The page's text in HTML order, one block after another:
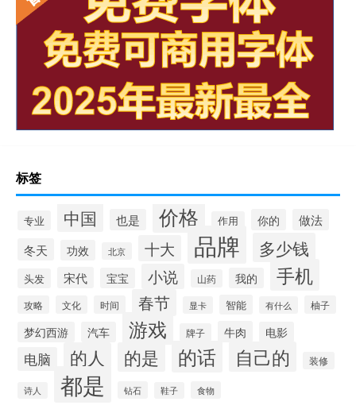
标签
专业 中国 也是 价格 作用 你的 做法
冬天 功效 北京 十大 品牌 多少钱
头发 宋代 宝宝 小说 山药 我的 手机
攻略 文化 时间 春节 显卡 智能 有什么 柚子
梦幻西游 汽车 游戏 牌子 牛肉 电影
电脑 的人 的是 的话 自己的 装修
诗人 都是 钻石 鞋子 食物